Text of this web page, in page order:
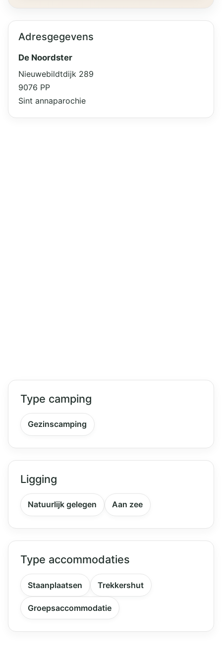
Adresgegevens
De Noordster
Nieuwebildtdijk 289
9076 PP
Sint annaparochie
Type camping
Gezinscamping
Ligging
Natuurlijk gelegen Aan zee
Type accommodaties
Staanplaatsen Trekkershut
Groepsaccommodatie